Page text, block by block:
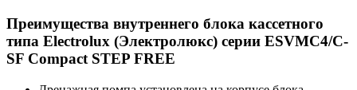
Преимущества внутреннего блока кассетного
типа Electrolux (Электролюкс) серии ESVMC4/С-
SF Compact STEP FREE